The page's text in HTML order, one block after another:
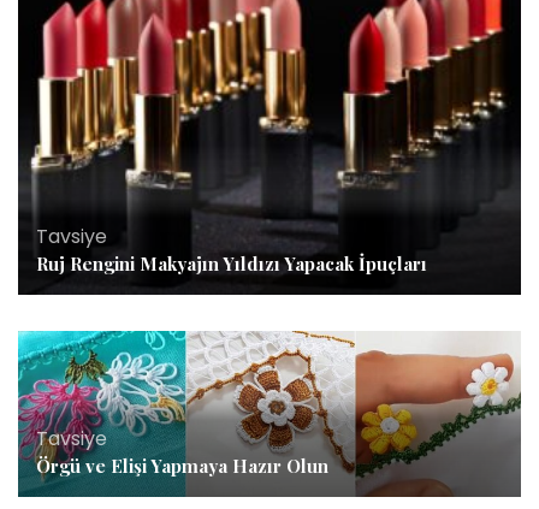
Tavsiye
Ruj Rengini Makyajın Yıldızı Yapacak İpuçları
Tavsiye
Örgü ve Elişi Yapmaya Hazır Olun